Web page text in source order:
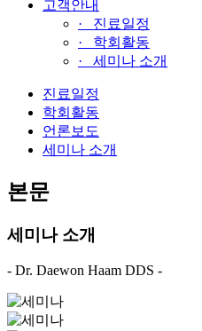
고객안내
· 진료일정
· 학회활동
· 세미나 소개
진료일정
학회활동
언론보도
세미나 소개
본문
세미나 소개
- Dr. Daewon Haam DDS -